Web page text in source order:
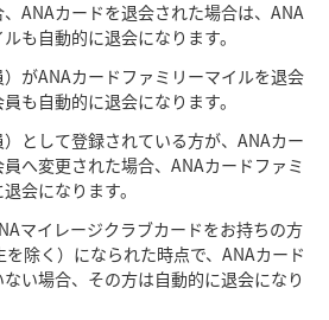
ANAカードを退会された場合は、ANA
も自動的に退会になります。
がANAカードファミリーマイルを退会
も自動的に退会になります。
として登録されている方が、ANAカー
へ変更された場合、ANAカードファミ
会になります。
マイレージクラブカードをお持ちの方
除く）になられた時点で、ANAカード
い場合、その方は自動的に退会になり